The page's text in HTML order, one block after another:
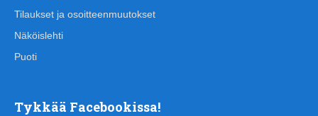
Tilaukset ja osoitteenmuutokset
Näköislehti
Puoti
Tykkää Facebookissa!